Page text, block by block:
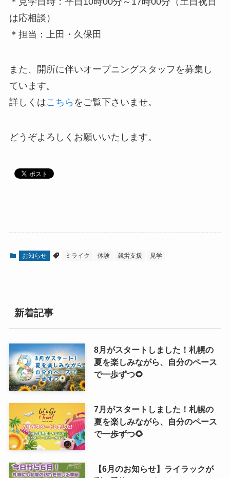
は応相談）
＊担当：上田・久保田
また、開所に伴いオープニングスタッフを募集し
ています。
詳しくはこちら をご覧下さいませ。
どうぞよろしくお願いいたします。
お知らせ ミライク 体験 就労支援 見学
新着記事
8月がスタートしました！札幌の
夏を楽しみながら、自分のペース
で一歩ずつ🌻
7月がスタートしました！札幌の
夏を楽しみながら、自分のペース
で一歩ずつ🌻
【6月のお知らせ】ライラックが